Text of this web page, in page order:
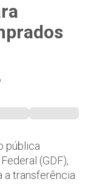
pública
(GDF),
a transferência